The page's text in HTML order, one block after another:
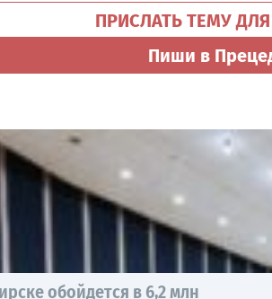
ПРИСЛАТЬ ТЕМУ
Пиши в
обойдется в 6,2 млн